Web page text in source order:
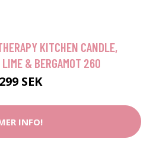
KITCHEN CANDLE,
LIME & BERGAMOT 260
299 SEK
INFO!